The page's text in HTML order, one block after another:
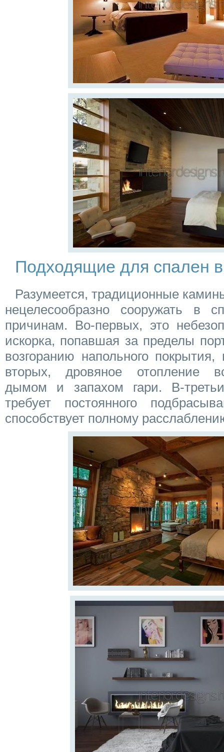
Подходящие для спален
Разумеется, традиционные
нецелесообразно сооружать в
причинам. Во-первых, это
искорка, попавшая за пределы
возгоранию напольного
вторых, дровяное отопление
дымом и запахом гари. В-
требует постоянного
способствует полному